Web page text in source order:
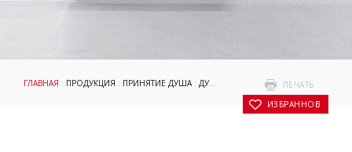
ПЕЧАТЬ
В ИЗБРАННОЕ
ГЛАВНАЯ : ПРОДУКЦИЯ : ПРИНЯТИЕ ДУША: ДУШЕВЫЕ ПОДДОНЫ : АКСЕССУАРЫ